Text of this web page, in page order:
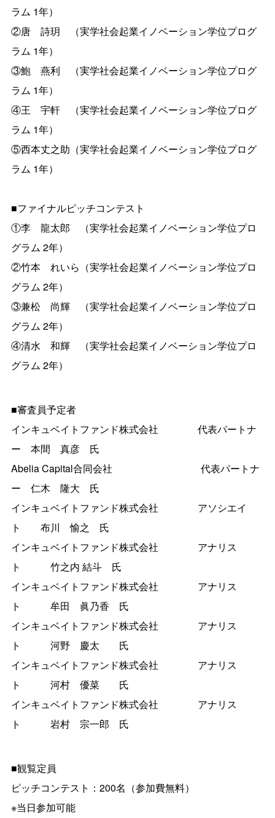
ラム 1年）
②唐 詩玥 （実学社会起業イノベーション学位プログ
ラム 1年）
③鮑 燕利 （実学社会起業イノベーション学位プログ
ラム 1年）
④王 宇軒 （実学社会起業イノベーション学位プログ
ラム 1年）
⑤西本丈之助（実学社会起業イノベーション学位プログ
ラム 1年）
■ファイナルピッチコンテスト
①李 龍太郎 （実学社会起業イノベーション学位プロ
グラム 2年）
②竹本 れいら（実学社会起業イノベーション学位プロ
グラム 2年）
③兼松 尚輝 （実学社会起業イノベーション学位プロ
グラム 2年）
④清水 和輝 （実学社会起業イノベーション学位プロ
グラム 2年）
■審査員予定者
インキュベイトファンド株式会社 代表パートナ
ー 本間 真彦 氏
Abelia Capital合同会社 代表パートナ
ー 仁木 隆大 氏
インキュベイトファンド株式会社 アソシエイ
ト 布川 愉之 氏
インキュベイトファンド株式会社 アナリス
ト 竹之内 結斗 氏
インキュベイトファンド株式会社 アナリス
ト 牟田 眞乃香 氏
インキュベイトファンド株式会社 アナリス
ト 河野 慶太 氏
インキュベイトファンド株式会社 アナリス
ト 河村 優菜 氏
インキュベイトファンド株式会社 アナリス
ト 岩村 宗一郎 氏
■観覧定員
ピッチコンテスト：200名（参加費無料）
※当日参加可能